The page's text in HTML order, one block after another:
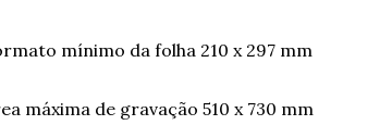
mínimo da folha 210 x 297 mm
máxima de gravação 510 x 730 mm